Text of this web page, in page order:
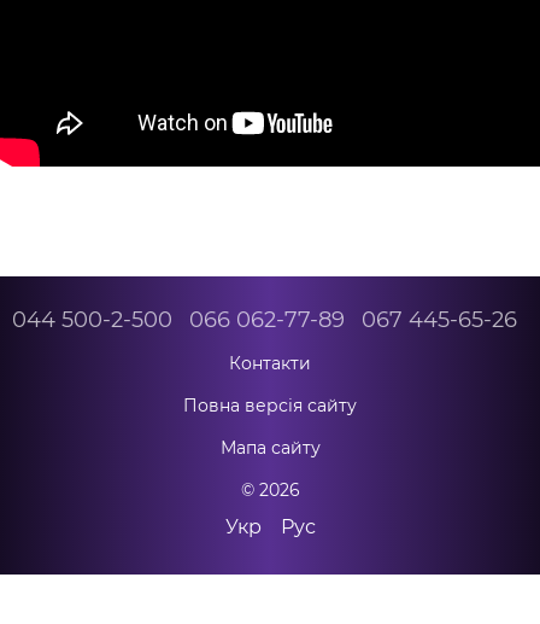
044 500-2-500 066 062-77-89 067 445-65-26
Контакти
Повна версія сайту
Мапа сайту
© 2026
Укр Рус